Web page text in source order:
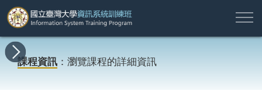
所
有
課
新
消
程
地
資
簡
業
名
名
資
於
本
願
專
註
入
課程資訊 ：瀏覽課程的詳細資訊